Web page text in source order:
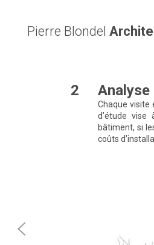
Pierre Blondel
2 Analyse
Chaque visite
d’étude vise
bâtiment, si
coûts